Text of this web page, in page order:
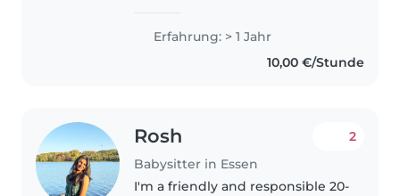
meinen Master in Deutschland.
Ich habe zwei kleine
Geschwister, um die ich mich
Erfahrung: > 1 Jahr
10,00 €/Stunde
Rosh
Babysitter in Essen
2
I'm a friendly and responsible 20-